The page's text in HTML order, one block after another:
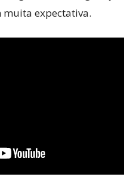
muita expectativa.